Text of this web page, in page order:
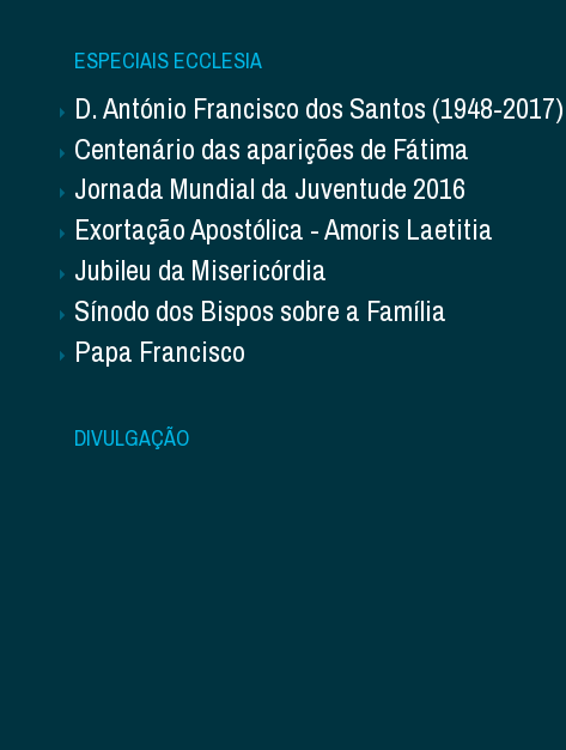
ESPECIAIS ECCLESIA
D. António Francisco dos Santos (1948-2017)
Centenário das aparições de Fátima
Jornada Mundial da Juventude 2016
Exortação Apostólica - Amoris Laetitia
Jubileu da Misericórdia
Sínodo dos Bispos sobre a Família
Papa Francisco
DIVULGAÇÃO